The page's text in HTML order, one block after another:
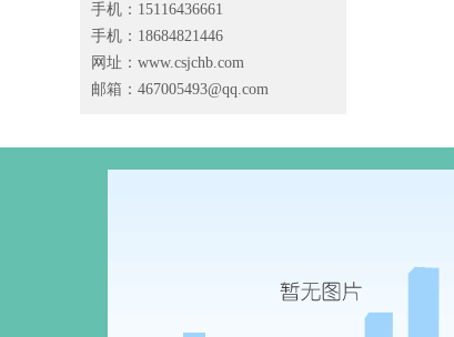
手机：15116436661
手机：18684821446
网址：www.csjchb.com
邮箱： 467005493@qq.com